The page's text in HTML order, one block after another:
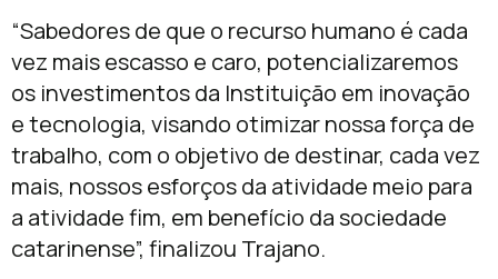
“Sabedores de que o recurso humano é cada
vez mais escasso e caro, potencializaremos
os investimentos da Instituição em inovação
e tecnologia, visando otimizar nossa força de
trabalho, com o objetivo de destinar, cada vez
mais, nossos esforços da atividade meio para
a atividade fim, em benefício da sociedade
catarinense”, finalizou Trajano.